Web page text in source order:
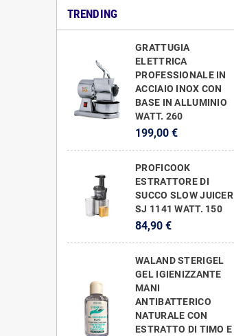
TRENDING
GRATTUGIA
ELETTRICA
PROFESSIONALE IN
ACCIAIO INOX CON
BASE IN ALLUMINIO
WATT. 260
199,00 €
PROFICOOK
ESTRATTORE DI
SUCCO SLOW JUICER
SJ 1141 WATT. 150
84,90 €
WALAND STERIGEL
GEL IGIENIZZANTE
MANI
ANTIBATTERICO
NATURALE CON
ESTRATTO DI TIMO E